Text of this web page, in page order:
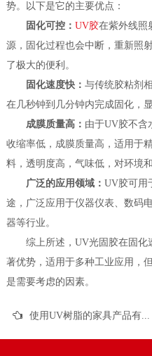
势。以下是它的主要优点：
固化可控： UV胶在紫外线照
源，固化过程也会中断，重新照
了极大的便利。
固化速度快： 与传统胶粘剂
在几秒钟到几分钟内完成固化，
成膜质量高： 由于UV胶不含
收缩率低，成膜质量高，适用于
料，透明度高，气味低，对环境
广泛的应用领域： UV胶可用
途，广泛应用于仪器仪表、数码
器等行业。
综上所述，UV光固胶在固化
著优势，适用于多种工业应用，
是需要考虑的因素。